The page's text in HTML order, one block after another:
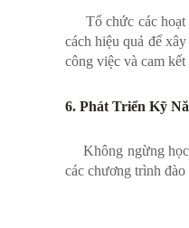
Tổ chức các hoạt
cách hiệu quả để
công việc và cam
6. Phát Triển Kỹ
Không ngừng học
các chương trình